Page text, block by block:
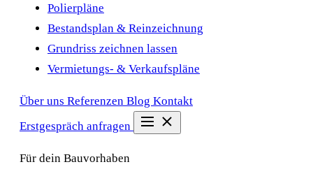
Polierpläne
Bestandsplan & Reinzeichnung
Grundriss zeichnen lassen
Vermietungs- & Verkaufspläne
Über uns Referenzen Blog Kontakt
Erstgespräch anfragen
Für dein Bauvorhaben